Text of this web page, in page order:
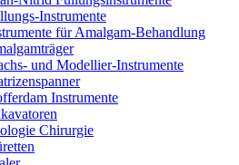
Instrumente
für Amalgam-Behandlung
und Modellier-Instrumente
Instrumente
Chirurgie